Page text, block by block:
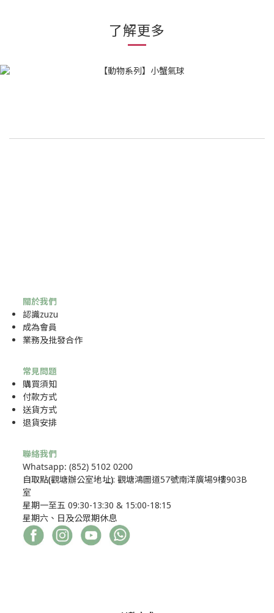
了解更多
關於我們
認識zuzu
成為會員
業務及批發合作
常見問題
購買須知
付款方式
送貨方式
退貨安排
聯絡我們
Whatsapp: (852) 5102 0200
自取點(觀塘辦公室地址): 觀塘鴻圖道57號南洋廣場9樓903B
室
星期一至五 09:30-13:30 & 15:00-18:15
星期六、日及公眾期休息